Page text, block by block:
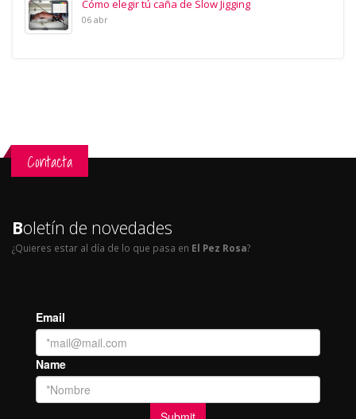
Cómo elegir tú caña de Slow Jigging
06 abr
Contacta
Boletín de novedades
¿Quieres estar al día de lo que pasa en El Pez Rosa?